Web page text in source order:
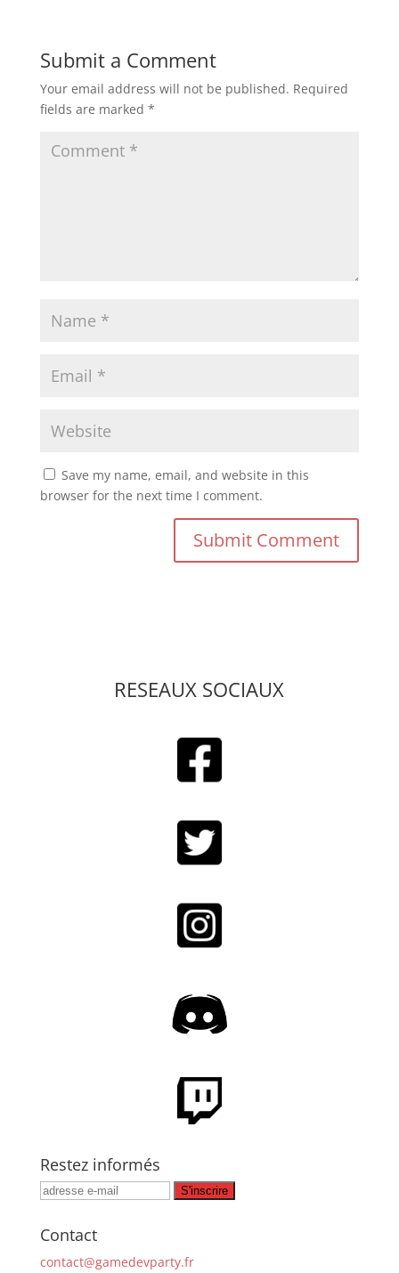
Submit a Comment
Your email address will not be published. Required
fields are marked *
Save my name, email, and website in this
browser for the next time I comment.
RESEAUX SOCIAUX
Restez informés
Contact
contact@gamedevparty.fr